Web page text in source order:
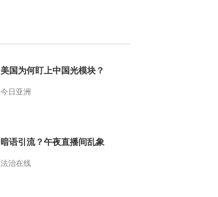
美国为何盯上中国光模块？
今日亚洲
暗语引流？午夜直播间乱象
法治在线